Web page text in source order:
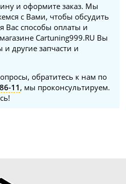
и оформите заказ. Мы
с Вами, чтобы обсудить
Вас способы оплаты и
Cartuning999.RU Вы
другие запчасти и
обратитесь к нам по
11 , мы проконсультируем.